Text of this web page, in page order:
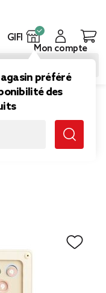
GIFI
préféré
des
Mon compte
en